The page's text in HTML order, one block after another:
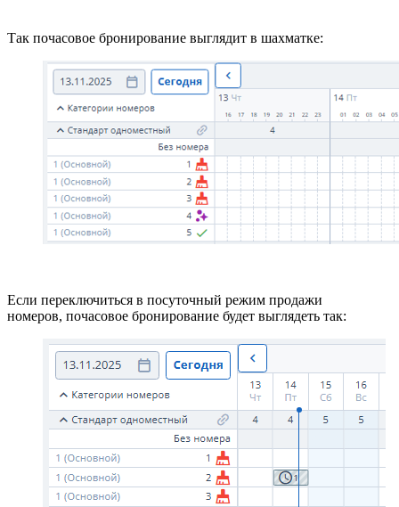
Так почасовое бронирование выглядит в шахматке:
Если переключиться в посуточный режим продажи
номеров, почасовое бронирование будет выглядеть так: